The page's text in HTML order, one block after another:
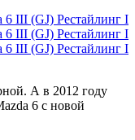
А в 2012 году
6 с новой